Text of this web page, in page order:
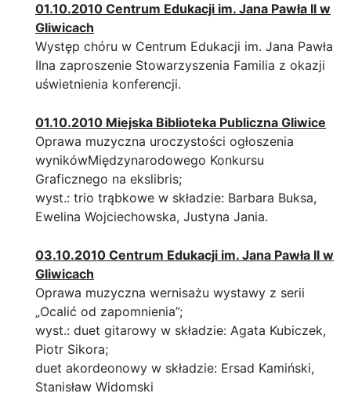
01.10.2010 Centrum Edukacji im. Jana Pawła II w
Gliwicach
Występ chóru w Centrum Edukacji im. Jana Pawła
IIna zaproszenie Stowarzyszenia Familia z okazji
uświetnienia konferencji.
01.10.2010 Miejska Biblioteka Publiczna Gliwice
Oprawa muzyczna uroczystości ogłoszenia
wynikówMiędzynarodowego Konkursu
Graficznego na ekslibris;
wyst.: trio trąbkowe w składzie: Barbara Buksa,
Ewelina Wojciechowska, Justyna Jania.
03.10.2010 Centrum Edukacji im. Jana Pawła II w
Gliwicach
Oprawa muzyczna wernisażu wystawy z serii
„Ocalić od zapomnienia”;
wyst.: duet gitarowy w składzie: Agata Kubiczek,
Piotr Sikora;
duet akordeonowy w składzie: Ersad Kamiński,
Stanisław Widomski